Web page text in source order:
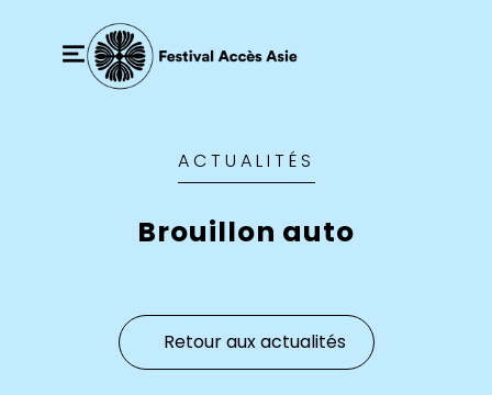
ACTUALITÉS
Brouillon auto
Retour aux actualités